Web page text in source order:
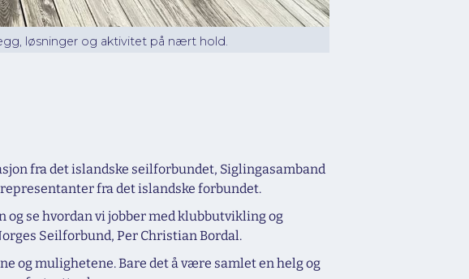
løsninger og aktivitet på nært hold.
fra det islandske seilforbundet, Siglingasamband
fra det islandske forbundet.
se hvordan vi jobber med klubbutvikling og
Seilforbund, Per Christian Bordal.
og mulighetene. Bare det å være samlet en helg og